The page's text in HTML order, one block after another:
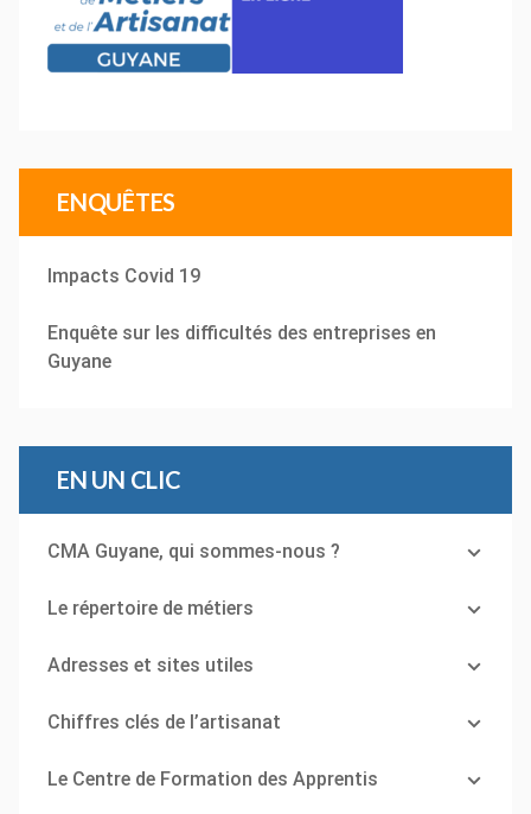
ENQUÊTES
Impacts Covid 19
Enquête sur les difficultés des entreprises en
Guyane
EN UN CLIC
CMA Guyane, qui sommes-nous ?
Le répertoire de métiers
Adresses et sites utiles
Chiffres clés de l’artisanat
Le Centre de Formation des Apprentis